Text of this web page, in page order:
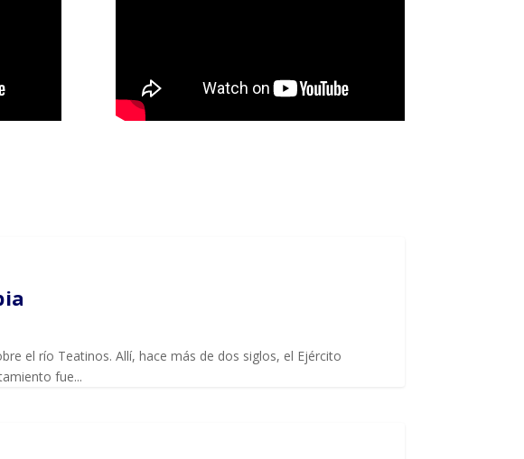
el río Teatinos. Allí, hace más de dos siglos, el Ejército
fue...